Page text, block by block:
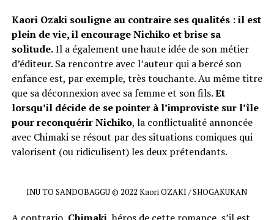
Kaori Ozaki souligne au contraire ses qualités : il est
plein de vie, il encourage Nichiko et brise sa
solitude.Il a également une haute idée de son métier
d’éditeur. Sa rencontre avec l’auteur qui a bercé son
enfance est, par exemple, très touchante. Au même titre
que sa déconnexion avec sa femme et son fils.Et
lorsqu’il décide de se pointer à l’improviste sur l’île
pour reconquérir Nichiko, la conflictualité annoncée
avec Chimaki se résout par des situations comiques qui
valorisent (ou ridiculisent) les deux prétendants.
INU TO SANDOBAGGU © 2022 Kaori OZAKI / SHOGAKUKAN
A contrario, Chimaki , héros de cette romance, s’il est